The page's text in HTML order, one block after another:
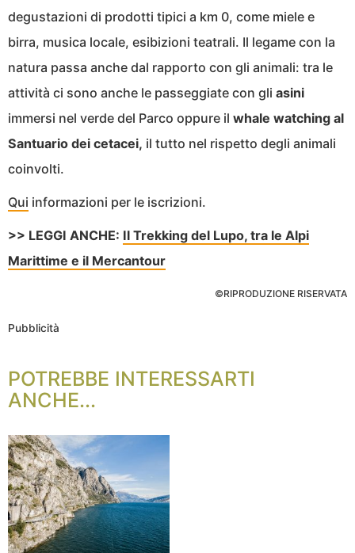
degustazioni di prodotti tipici a km 0, come miele e
birra, musica locale, esibizioni teatrali. Il legame con la
natura passa anche dal rapporto con gli animali: tra le
attività ci sono anche le passeggiate con gli asini
immersi nel verde del Parco oppure il whale watching al
Santuario dei cetacei, il tutto nel rispetto degli animali
coinvolti.
Qui informazioni per le iscrizioni.
>> LEGGI ANCHE: Il Trekking del Lupo, tra le Alpi
Marittime e il Mercantour
©RIPRODUZIONE RISERVATA
Pubblicità
POTREBBE INTERESSARTI
ANCHE...